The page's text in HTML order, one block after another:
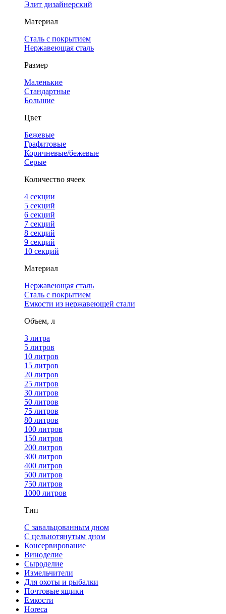
Элит дизайнерский
Материал
Сталь с покрытием
Нержавеющая сталь
Размер
Маленькие
Стандартные
Большие
Цвет
Бежевые
Графитовые
Коричневые/бежевые
Серые
Количество ячеек
4 cекции
5 секций
6 секций
7 секций
8 секций
9 секций
10 секций
Материал
Нержавеющая сталь
Сталь с покрытием
Емкости из нержавеющей стали
Объем, л
3 литра
5 литров
10 литров
15 литров
20 литров
25 литров
30 литров
50 литров
75 литров
80 литров
100 литров
150 литров
200 литров
300 литров
400 литров
500 литров
750 литров
1000 литров
Тип
С завальцованным дном
С цельнотянутым дном
Консервирование
Виноделие
Сыроделие
Измельчители
Для охоты и рыбалки
Почтовые ящики
Емкости
Horeca